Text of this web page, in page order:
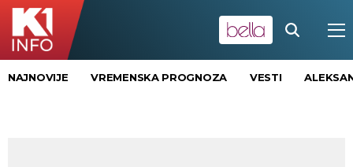
NAJNOVIJE VREMENSKA PROGNOZA VESTI